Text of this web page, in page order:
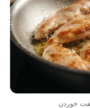
خوردن